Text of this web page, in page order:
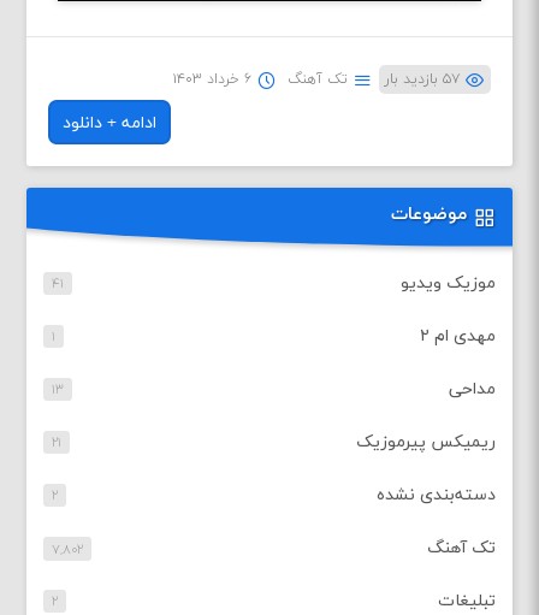
۵۷ بازدید بار تک آهنگ ۶ خرداد ۱۴۰۳
ادامه + دانلود
موضوعات
موزیک ویدیو ۴۱
مهدی ام ۲ ۱
مداحی ۱۳
ریمیکس پیرموزیک ۲۱
دسته‌بندی نشده ۲
تک آهنگ ۷,۸۰۲
تبلیغات ۲